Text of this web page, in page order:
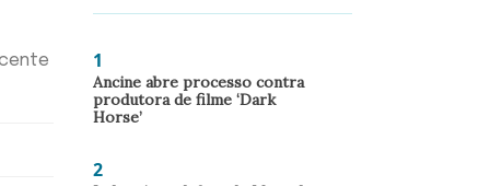
1
Ancine abre processo contra
produtora de filme ‘Dark
Horse’
2